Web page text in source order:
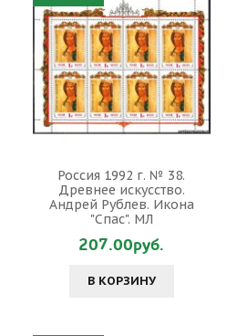
Россия 1992 г. № 38.
Древнее искусство.
Андрей Рублев. Икона
"Спас". МЛ
207.00руб.
В КОРЗИНУ